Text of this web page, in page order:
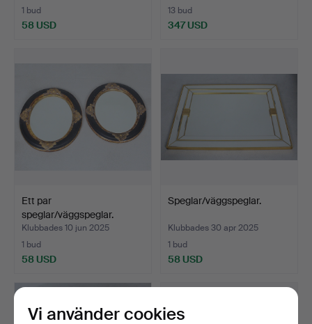
1 bud
58 USD
13 bud
347 USD
Ett par
speglar/väggspeglar.
Klubbades 10 jun 2025
1 bud
58 USD
Speglar/väggspeglar.
Klubbades 30 apr 2025
1 bud
58 USD
Vi använder cookies